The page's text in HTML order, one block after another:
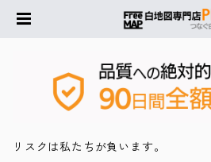
リスクは私たちが負います。